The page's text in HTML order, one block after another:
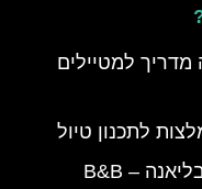
מדריך למטיילים
לתכנון טיול
מלון בד אנד ברקפסט פארק לובליאנה – B&B